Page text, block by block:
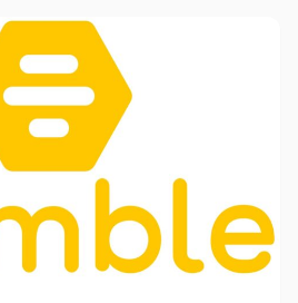
pour les apprenants
en Suisse.